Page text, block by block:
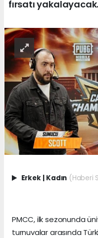
fırsatı yakalayacak.
Erkek | Kadın (Haberi
PMCC, ilk sezonunda
turnuvalar arasında